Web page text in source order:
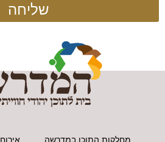
שליחה
מחלקות התוכן במדרשה אירוח